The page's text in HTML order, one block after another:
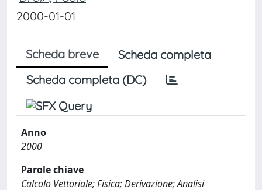
2000-01-01
Scheda breve
Scheda completa
Scheda completa (DC)
Anno
2000
Parole chiave
Calcolo Vettoriale; Fisica; Derivazione; Analisi